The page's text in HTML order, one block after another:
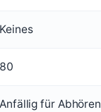
Keines
80
Anfällig für Abhören